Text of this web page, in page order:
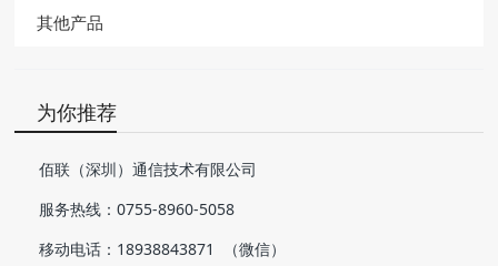
其他产品
为你推荐
佰联（深圳）通信技术有限公司
服务热线：0755-8960-5058
移动电话：18938843871 （微信）